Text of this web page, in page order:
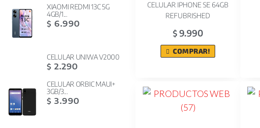
XIAOMI REDMI 13C 5G
4GB/1...
$ 6.990
CELULAR UNIWA V2000
$ 2.290
CELULAR ORBIC MAUI+
3GB/3...
$ 3.990
CELULAR IPHONE SE 64GB
REFUBRISHED
$9.990
COMPRAR!